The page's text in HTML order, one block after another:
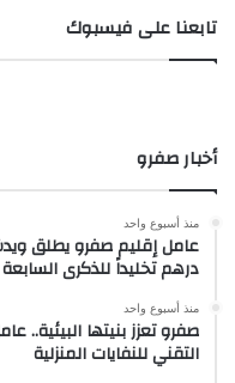
تابعنا على فيسبوك
أخبار صفرو
منذ أسبوع واحد
درهم تخليداً للذكرى
منذ أسبوع واحد
صفرو تعزز بنيتها البيئية..
التقني للنفايات المنزلية